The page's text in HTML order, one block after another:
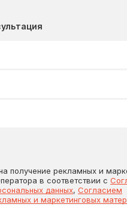
получение рекламных и
в соответствии с
данных, Согласием
и маркетинговых